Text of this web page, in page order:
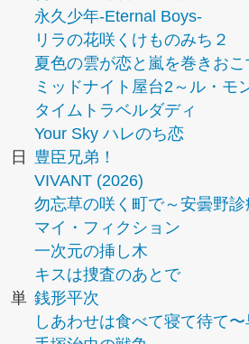
永久少年-Eternal Boys-
リラの花咲くけものみち２
夏色の雲が恋と嵐を巻きおこ
ミッドナイト屋台2～ル・モ
タイムトラベルダディ
Your Sky ハレのち恋
日
豊臣兄弟！
VIVANT (2026)
勿忘草の咲く町で～安曇野診
マイ・フィクション
一次元の挿し木
キスは捜査のあとで
単 銭形平次
しあわせは食べて寝て待て